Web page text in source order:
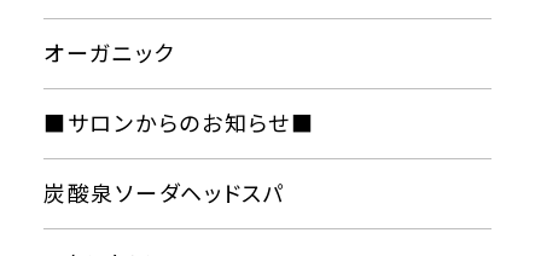
オーガニック
■サロンからのお知らせ■
炭酸泉ソーダヘッドスパ